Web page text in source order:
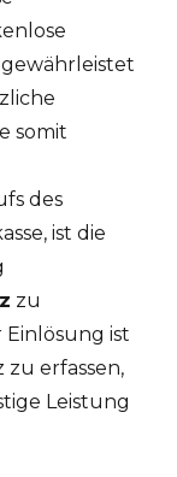
somit
des
ist die
zu
ist
erfassen,
Leistung